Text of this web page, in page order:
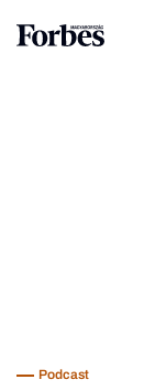
Podcast